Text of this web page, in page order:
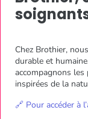
Chez Brothier,
durable et
accompagnons
inspirées de la
🔗 Pour accéder à